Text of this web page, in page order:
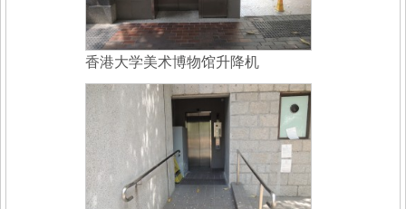
香港大学美术博物馆升降机